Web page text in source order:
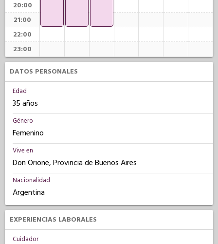
20:00
21:00
22:00
23:00
DATOS PERSONALES
Edad
35 años
Género
Femenino
Vive en
Don Orione, Provincia de Buenos Aires
Nacionalidad
Argentina
EXPERIENCIAS LABORALES
Cuidador